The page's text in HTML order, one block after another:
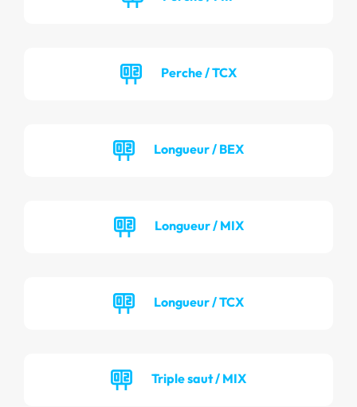
Perche / TCX
Longueur / BEX
Longueur / MIX
Longueur / TCX
Triple saut / MIX